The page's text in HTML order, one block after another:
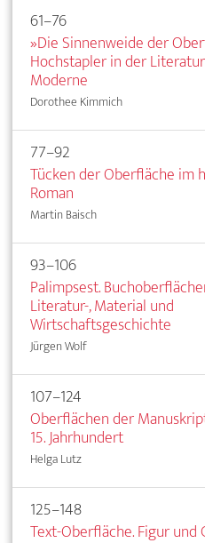
61–76
»Die Sinnenweide der
Hochstapler in der
Moderne
Dorothee Kimmich
77–92
Tücken der Oberfläche im
Roman
Martin Baisch
93–106
Palimpsest.
Literatur-, Material und
Wirtschaftsgeschichte
Jürgen Wolf
107–124
Oberflächen der
15. Jahrhundert
Helga Lutz
125–148
Text-Oberfläche. Figur und